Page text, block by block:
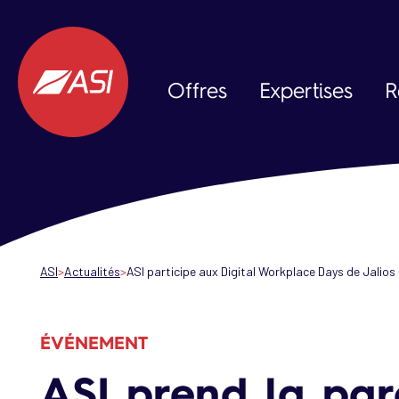
Offres
Expérience Client
Expertises
ASI Actualités ASI participe aux Digital Workplace Days de
ÉVÉNEMENT